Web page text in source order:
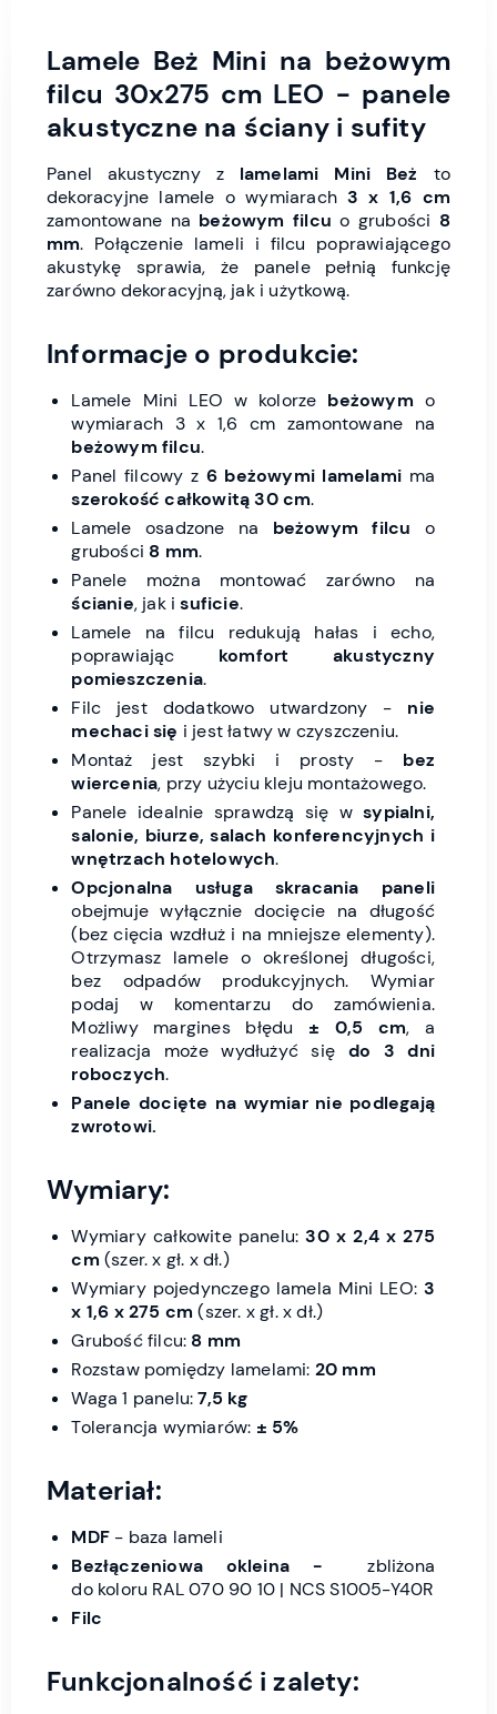
Lamele Beż Mini na beżowym
filcu 30x275 cm LEO - panele
akustyczne na ściany i sufity
Panel akustyczny z lamelami Mini Beż to
dekoracyjne lamele o wymiarach3 x 1,6 cm
zamontowane na beżowym filcu o grubości 8
mm. Połączenie lameli i filcu poprawiającego
akustykę sprawia, że panele pełnią funkcję
zarówno dekoracyjną, jak i użytkową.
Informacje o produkcie:
Lamele Mini LEO w kolorze beżowym o
wymiarach 3 x 1,6 cm zamontowane na
beżowym filcu.
Panel filcowy z 6 beżowymi lamelami ma
szerokość całkowitą 30 cm.
Lamele osadzone na beżowym filcu o
grubości 8 mm.
Panele można montować zarówno na
ścianie, jak isuficie.
Lamele na filcu redukują hałas i echo,
poprawiając komfort akustyczny
pomieszczenia.
Filc jest dodatkowo utwardzony - nie
mechaci się i jest łatwy w czyszczeniu.
Montaż jest szybki i prosty - bez
wiercenia, przy użyciu kleju montażowego.
Panele idealnie sprawdzą się wsypialni,
salonie, biurze, salach konferencyjnych i
wnętrzach hotelowych.
Opcjonalna usługa skracania paneli
obejmuje wyłącznie docięcie na długość
(bez cięcia wzdłuż i na mniejsze elementy).
Otrzymasz lamele o określonej długości,
bez odpadów produkcyjnych. Wymiar
podaj w komentarzu do zamówienia.
Możliwy margines błędu ± 0,5 cm, a
realizacja może wydłużyć się do 3 dni
roboczych.
Panele docięte na wymiar nie podlegają
zwrotowi.
Wymiary:
Wymiary całkowite panelu:30 x 2,4 x 275
cm (szer. x gł. x dł.)
Wymiary pojedynczego lamela Mini LEO: 3
x 1,6 x 275 cm (szer. x gł. x dł.)
Grubość filcu: 8 mm
Rozstaw pomiędzy lamelami: 20 mm
Waga 1 panelu:7,5 kg
Tolerancja wymiarów: ± 5%
Materiał:
MDF - baza lameli
Bezłączeniowa okleina -zbliżona
do koloru RAL 070 90 10 | NCS S1005-Y40R
Filc
Funkcjonalność i zalety: